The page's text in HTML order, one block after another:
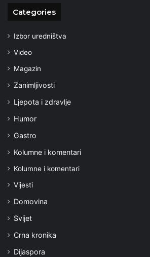
Categories
Izbor uredništva
Video
Magazin
Zanimljivosti
Ljepota i zdravlje
Humor
Gastro
Kolumne i komentari
Kolumne i komentari
Vijesti
Domovina
Svijet
Crna kronika
Dijaspora